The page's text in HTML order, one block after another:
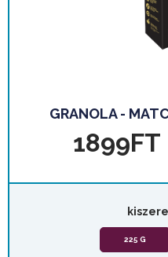
GRANOLA -
1899FT
225 G